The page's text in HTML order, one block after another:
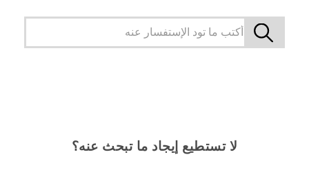
لا تستطيع إيجاد ما تبحث عنه؟